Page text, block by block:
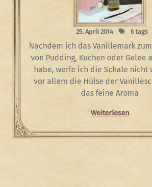
25. April 2014 6 tags
Nachdem ich das Vanillemark
von Pudding, Kuchen oder Gelee
habe, werfe ich die Schale nicht
vor allem die Hülse der
das feine Aroma
Weiterlesen